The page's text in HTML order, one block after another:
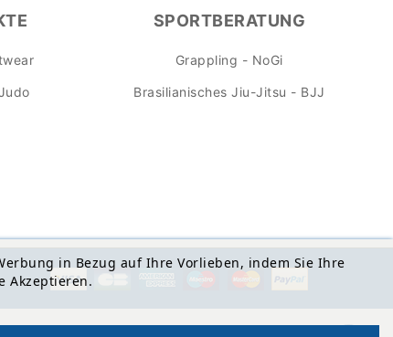
SPORTBERATUNG
Grappling - NoGi
Brasilianisches Jiu-Jitsu - BJJ
in Bezug auf Ihre Vorlieben, indem Sie Ihre
Akzeptieren.